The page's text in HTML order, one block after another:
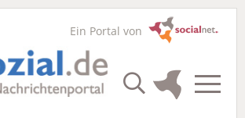
Ein Portal von